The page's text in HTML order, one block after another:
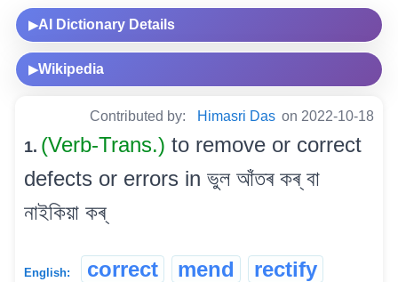
▶AI Dictionary Details
▶Wikipedia
Contributed by: Himasri Das on 2022-10-18
1. (Verb-Trans.) to remove or correct
defects or errors in ভুল আঁতৰ কৰ্ বা
নাইকিয়া কৰ্
English: correct mend rectify